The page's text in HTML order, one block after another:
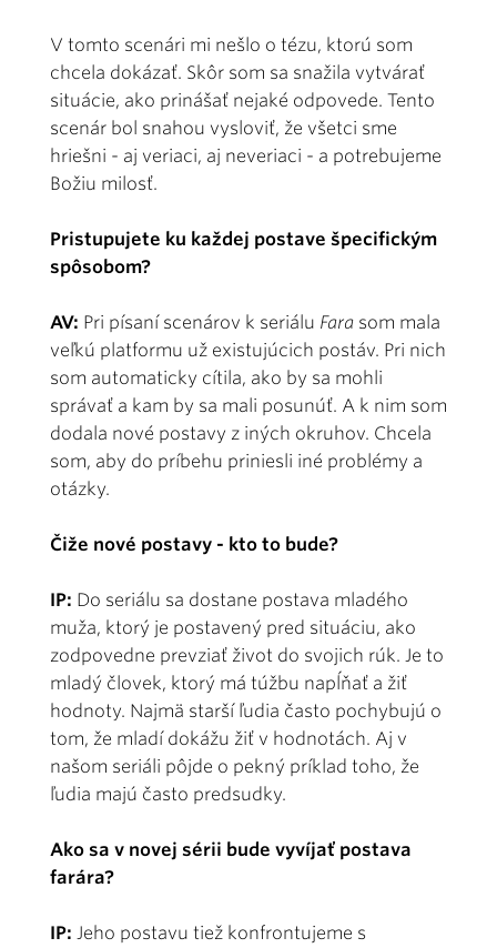
V tomto scenári mi nešlo o tézu, ktorú som
chcela dokázať. Skôr som sa snažila vytvárať
situácie, ako prinášať nejaké odpovede. Tento
scenár bol snahou vysloviť, že všetci sme
hriešni - aj veriaci, aj neveriaci - a potrebujeme
Božiu milosť.
Pristupujete ku každej postave špecifickým
spôsobom?
AV: Pri písaní scenárov k seriálu Fara som mala
veľkú platformu už existujúcich postáv. Pri nich
som automaticky cítila, ako by sa mohli
správať a kam by sa mali posunúť. A k nim som
dodala nové postavy z iných okruhov. Chcela
som, aby do príbehu priniesli iné problémy a
otázky.
Čiže nové postavy - kto to bude?
IP: Do seriálu sa dostane postava mladého
muža, ktorý je postavený pred situáciu, ako
zodpovedne prevziať život do svojich rúk. Je to
mladý človek, ktorý má túžbu napĺňať a žiť
hodnoty. Najmä starší ľudia často pochybujú o
tom, že mladí dokážu žiť v hodnotách. Aj v
našom seriáli pôjde o pekný príklad toho, že
ľudia majú často predsudky.
Ako sa v novej sérii bude vyvíjať postava
farára?
IP: Jeho postavu tiež konfrontujeme s